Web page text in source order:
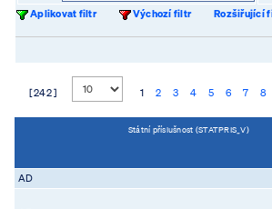
Aplikovat filtr
Výchozí filtr Rozšiřující
[ 242 ] 1 2 3 4 5 6 7 8
Státní příslušnost (STATPRIS_V)
AD